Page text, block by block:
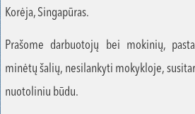
Korėja, Singapūras.
Prašome darbuotojų bei mokinių,
minėtų šalių, nesilankyti mokykloje,
nuotoliniu būdu.